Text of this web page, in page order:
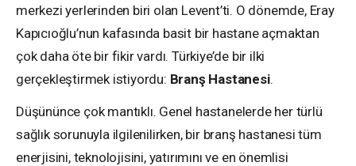
merkezi yerlerinden biri olan Levent’ti. O dönemde, Eray
Kapıcıoğlu’nun kafasında basit bir hastane açmaktan
çok daha öte bir fikir vardı. Türkiye’de bir ilki
gerçekleştirmek istiyordu: Branş Hastanesi.
Düşününce çok mantıklı. Genel hastanelerde her türlü
sağlık sorunuyla ilgilenilirken, bir branş hastanesi tüm
enerjisini, teknolojisini, yatırımını ve en önemlisi